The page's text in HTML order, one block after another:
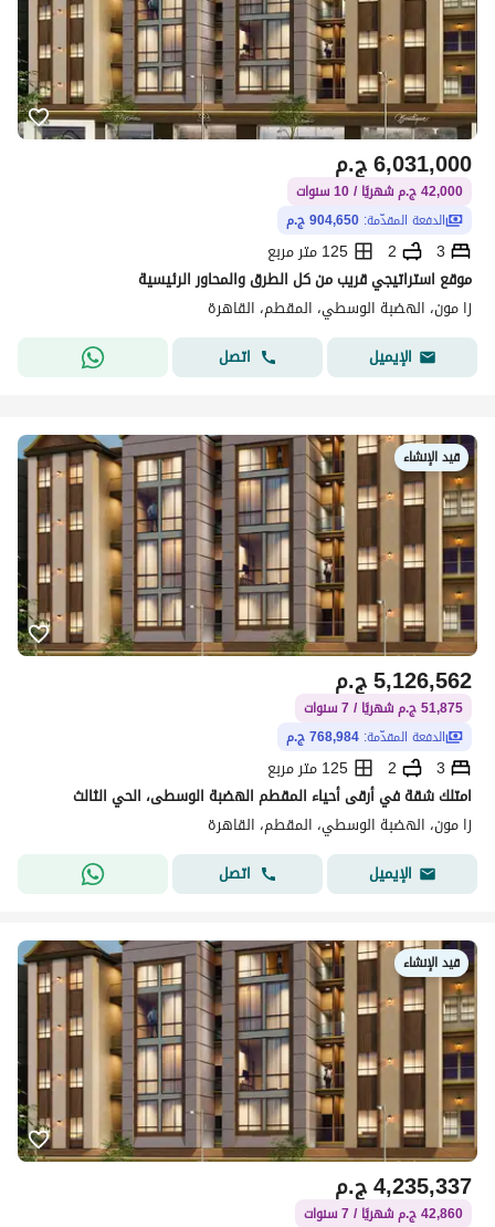
ج.م6,031,000
42,000 ج.م شهريًا / 10 سنوات
الدفعة المقدّمة: 904,650 ج.م
3
2
125 متر مربع
موقع استراتيجي قريب من كل الطرق والمحاور الرئيسية
زا مون، الهضبة الوسطي، المقطم، القاهرة
الإيميل
اتصل
قيد الإنشاء
ج.م5,126,562
51,875 ج.م شهريًا / 7 سنوات
الدفعة المقدّمة: 768,984 ج.م
3
2
125 متر مربع
امتلك شقة في أرقى أحياء المقطم الهضبة الوسطى، الحي الثالث
زا مون، الهضبة الوسطي، المقطم، القاهرة
الإيميل
اتصل
قيد الإنشاء
ج.م4,235,337
42,860 ج.م شهريًا / 7 سنوات